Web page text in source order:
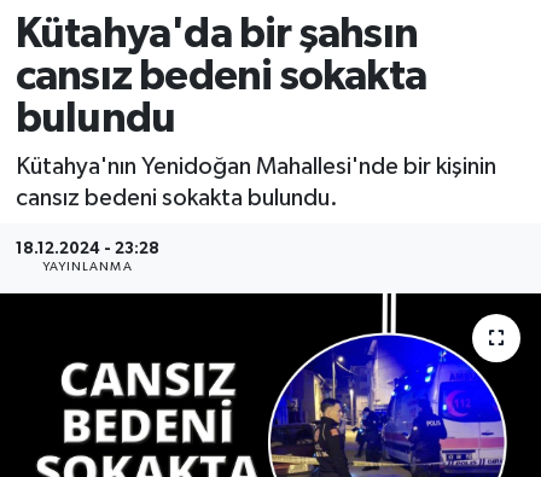
Kütahya'da bir şahsın
cansız bedeni sokakta
bulundu
Kütahya'nın Yenidoğan Mahallesi'nde bir kişinin
cansız bedeni sokakta bulundu.
18.12.2024 - 23:28
YAYINLANMA
İZMİR
ÖZEL HABER
Programlar
SPOR